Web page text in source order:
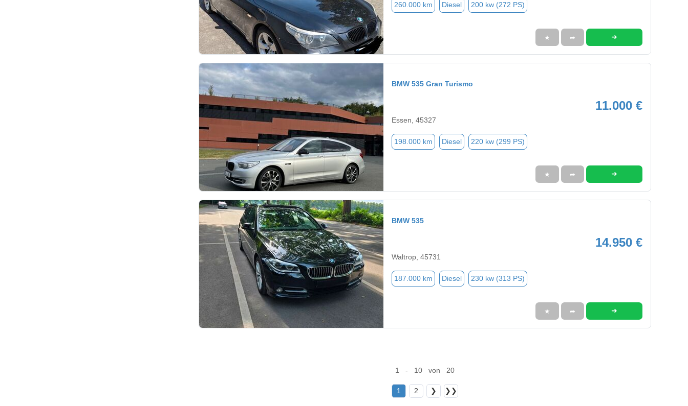
260.000 km Diesel 200 kw (272 PS)
★ ➦ ➜
BMW 535 Gran Turismo
11.000 €
Essen, 45327
198.000 km Diesel 220 kw (299 PS)
★ ➦ ➜
BMW 535
14.950 €
Waltrop, 45731
187.000 km Diesel 230 kw (313 PS)
★ ➦ ➜
1 - 10 von 20
1 2 ❯ ❯❯